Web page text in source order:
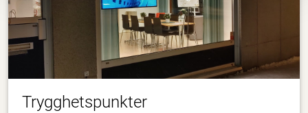
Trygghetspunkter